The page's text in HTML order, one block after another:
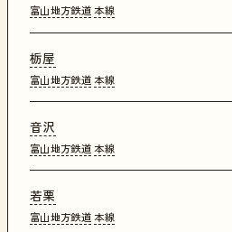
富山地方鉄道 本線
栃屋
富山地方鉄道 本線
音沢
富山地方鉄道 本線
若栗
富山地方鉄道 本線